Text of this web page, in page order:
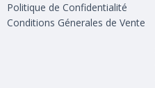
Politique de Confidentialité
Conditions Génerales de Vente